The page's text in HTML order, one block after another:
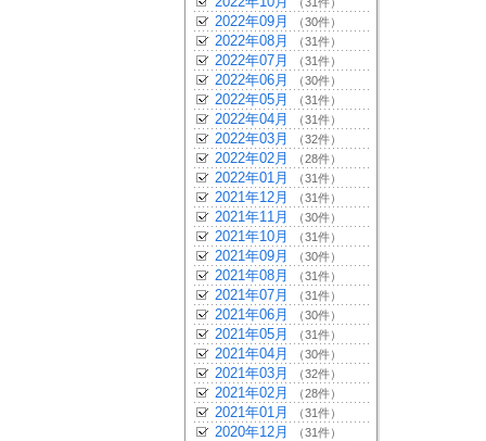
2022年09月 （30件）
2022年08月 （31件）
2022年07月 （31件）
2022年06月 （30件）
2022年05月 （31件）
2022年04月 （31件）
2022年03月 （32件）
2022年02月 （28件）
2022年01月 （31件）
2021年12月 （31件）
2021年11月 （30件）
2021年10月 （31件）
2021年09月 （30件）
2021年08月 （31件）
2021年07月 （31件）
2021年06月 （30件）
2021年05月 （31件）
2021年04月 （30件）
2021年03月 （32件）
2021年02月 （28件）
2021年01月 （31件）
2020年12月 （31件）